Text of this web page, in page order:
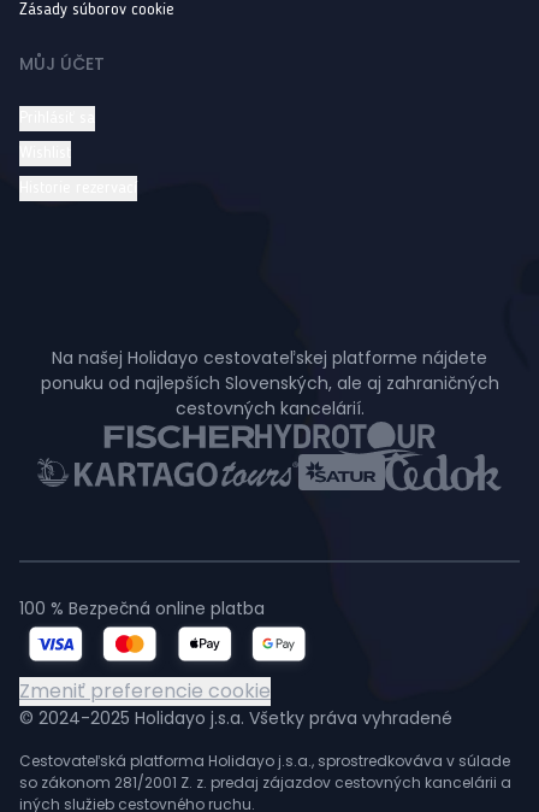
Zásady súborov cookie
MŮJ ÚČET
Na našej Holidayo cestovateľskej platforme nájdete
ponuku od najlepších Slovenských, ale aj zahraničných
cestovných kancelárií.
© 2024-2025 Holidayo j.s.a. Všetky práva vyhradené
Cestovateľská platforma Holidayo j.s.a., sprostredkováva v súlade
so zákonom 281/2001 Z. z. predaj zájazdov cestovných kancelárii a
iných služieb cestovného ruchu.
100 % Bezpečná online platba
Zmeniť preferencie cookie